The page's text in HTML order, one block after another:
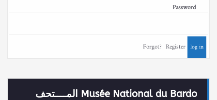
Password
Forgot? Register
Musée National du Bardo المــــتحف